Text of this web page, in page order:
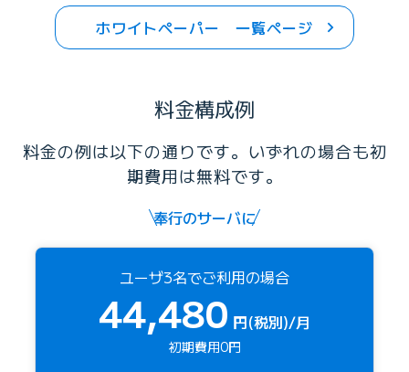
ホワイトペーパー 一覧ページ
料金構成例
料金の例は以下の通りです。いずれの場合も初
期費用は無料です。
奉行のサーバに
ユーザ3名でご利用の場合
44,480 円(税別)/月
初期費用0円